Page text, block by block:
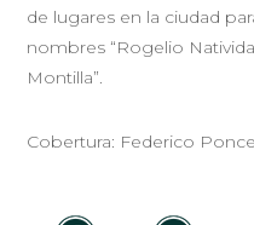
de lugares en la ciudad
nombres “Rogelio
Montilla”.
Cobertura: Federico